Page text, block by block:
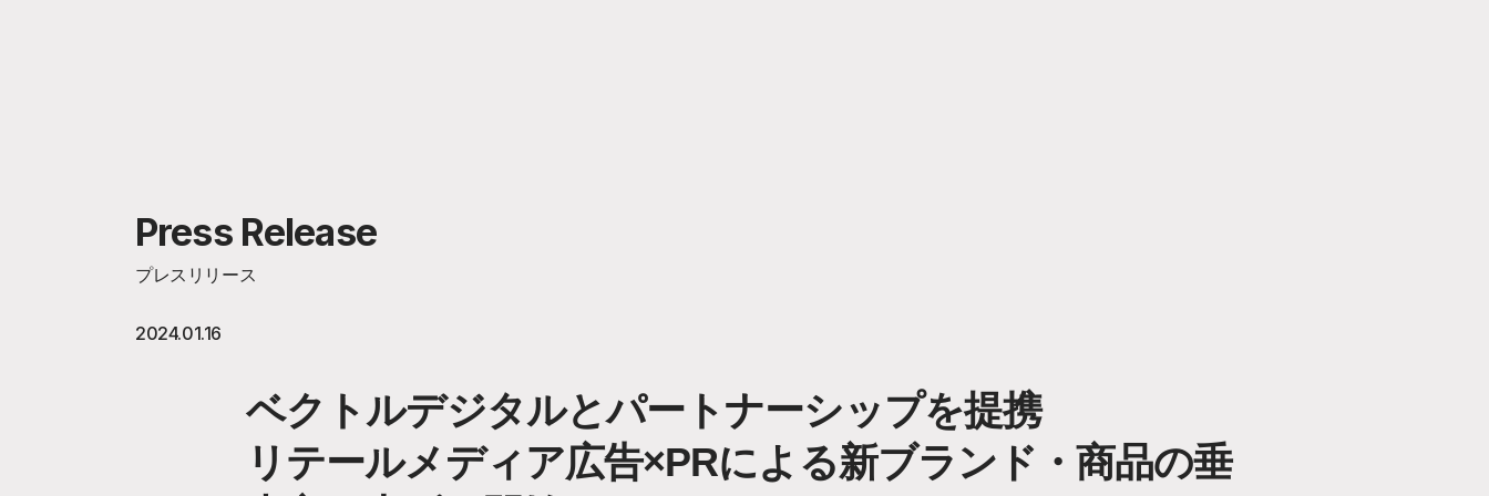
Press Release
プレスリリース
2024.01.16
ベクトルデジタルとパートナーシップを提携
リテールメディア広告×PRによる新ブランド・商品の垂